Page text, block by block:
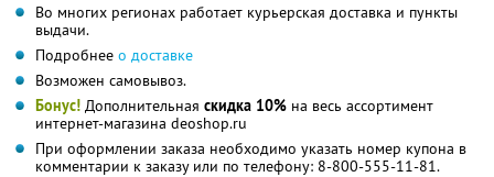
Во многих регионах работает курьерская доставка и пункты
выдачи.
Подробнее о доставке
Возможен самовывоз.
Бонус! Дополнительная скидка 10% на весь ассортимент
интернет-магазина deoshop.ru
При оформлении заказа необходимо указать номер купона в
комментарии к заказу или по телефону: 8-800-555-11-81.